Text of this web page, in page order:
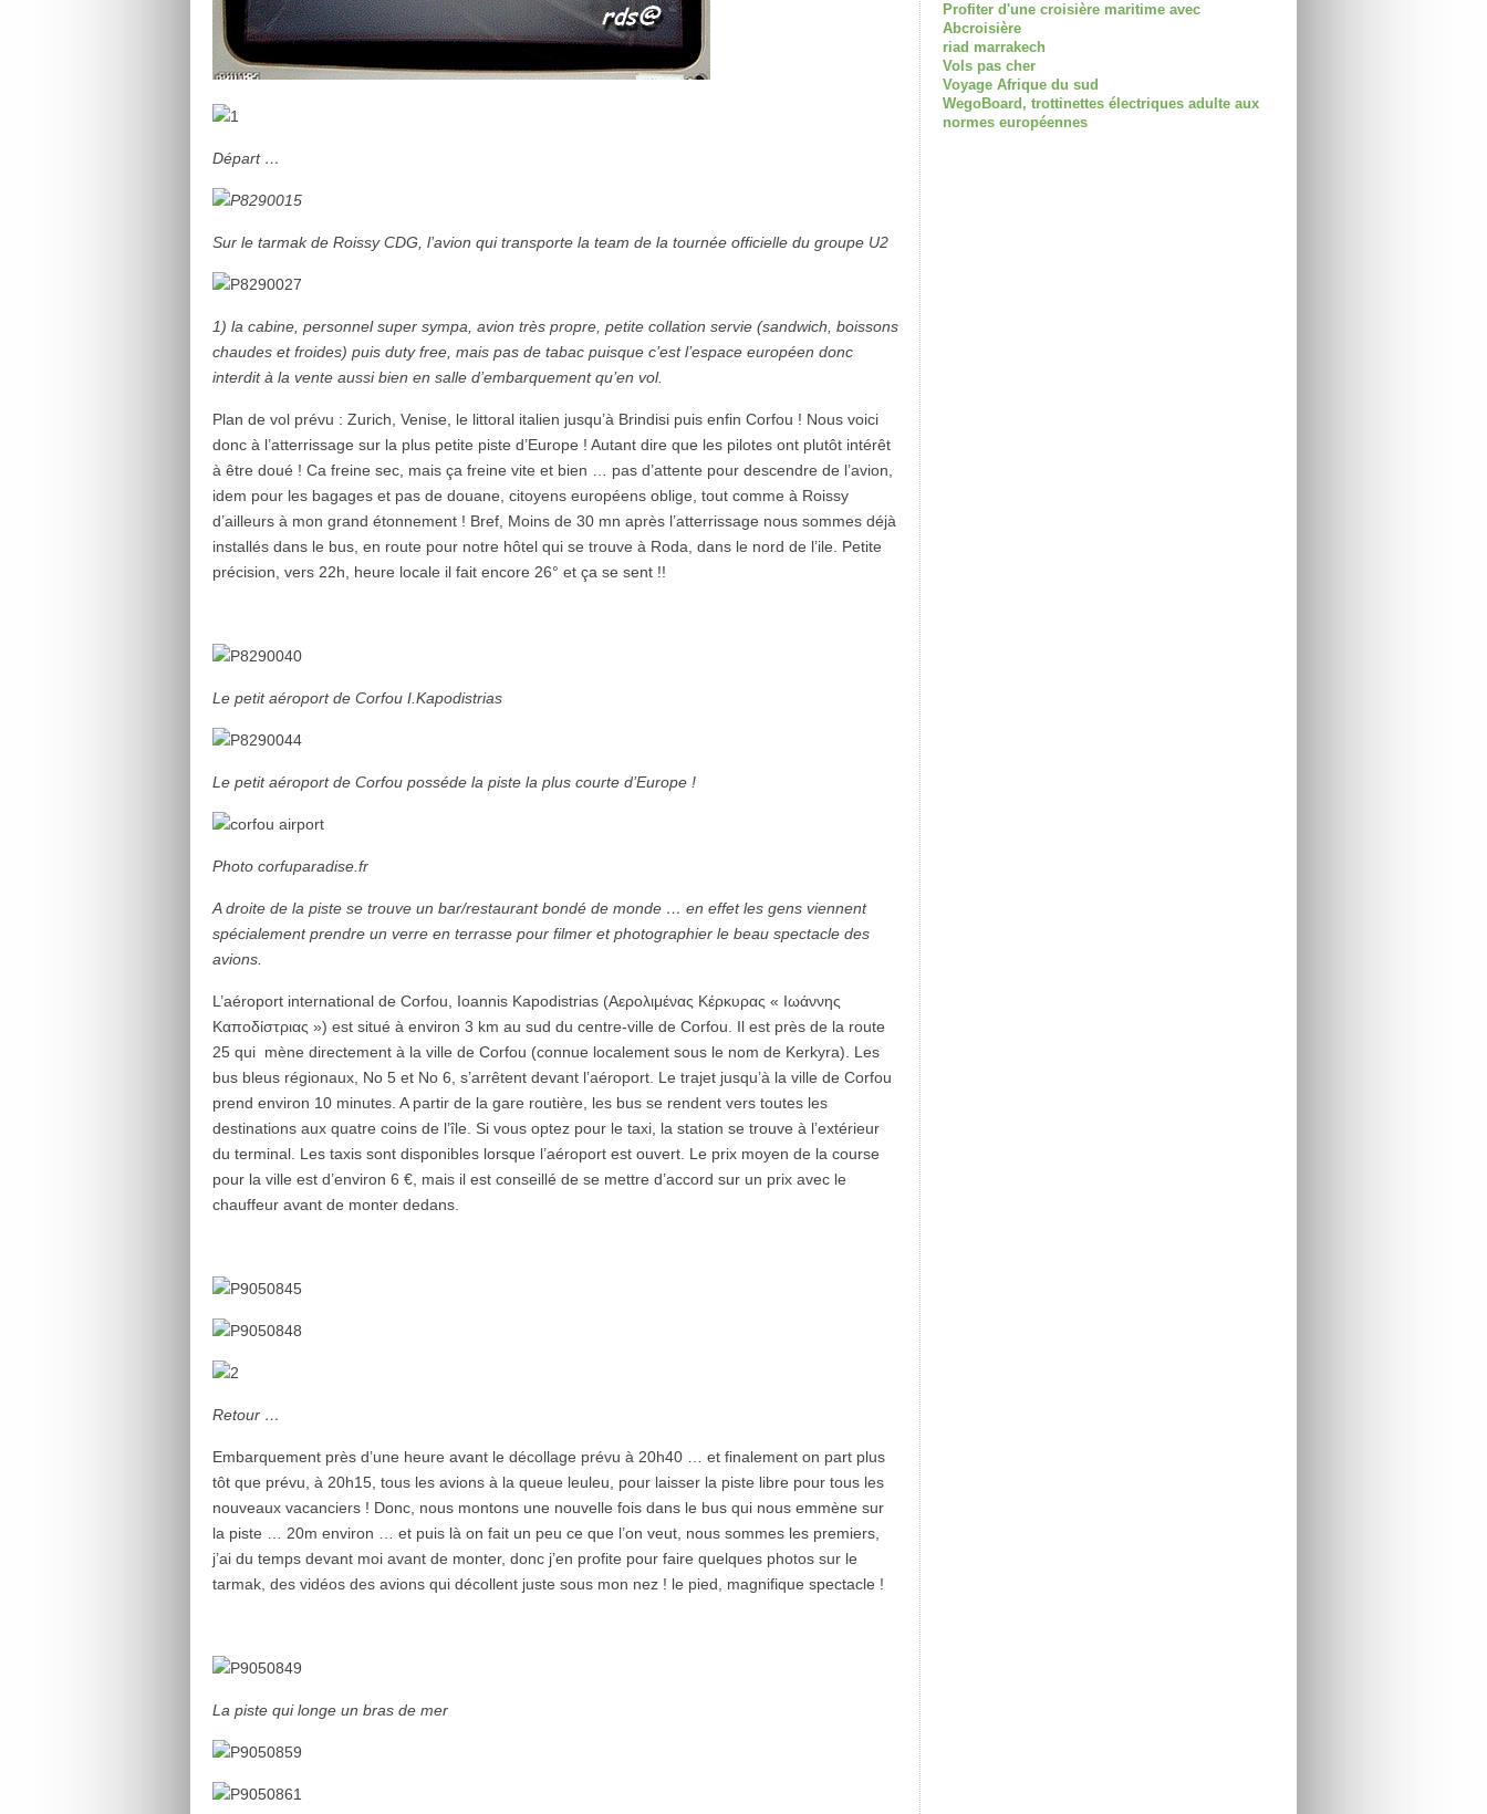
Départ …
Sur le tarmak de Roissy CDG, l’avion qui transporte la team de la tournée officielle du groupe U2
1) la cabine, personnel super sympa, avion très propre, petite collation servie (sandwich, boissons
chaudes et froides) puis duty free, mais pas de tabac puisque c’est l’espace européen donc
interdit à la vente aussi bien en salle d’embarquement qu’en vol.
Plan de vol prévu : Zurich, Venise, le littoral italien jusqu’à Brindisi puis enfin Corfou ! Nous voici
donc à l’atterrissage sur la plus petite piste d’Europe ! Autant dire que les pilotes ont plutôt intérêt
à être doué ! Ca freine sec, mais ça freine vite et bien … pas d’attente pour descendre de l’avion,
idem pour les bagages et pas de douane, citoyens européens oblige, tout comme à Roissy
d’ailleurs à mon grand étonnement ! Bref, Moins de 30 mn après l’atterrissage nous sommes déjà
installés dans le bus, en route pour notre hôtel qui se trouve à Roda, dans le nord de l’ile. Petite
précision, vers 22h, heure locale il fait encore 26° et ça se sent !!
Le petit aéroport de Corfou I.Kapodistrias
Le petit aéroport de Corfou posséde la piste la plus courte d’Europe !
Photo corfuparadise.fr
A droite de la piste se trouve un bar/restaurant bondé de monde … en effet les gens viennent
spécialement prendre un verre en terrasse pour filmer et photographier le beau spectacle des
avions.
L’aéroport international de Corfou, Ioannis Kapodistrias (Αερολιμένας Κέρκυρας « Ιωάννης
Καποδίστριας ») est situé à environ 3 km au sud du centre-ville de Corfou. Il est près de la route
25 qui mène directement à la ville de Corfou (connue localement sous le nom de Kerkyra). Les
bus bleus régionaux, No 5 et No 6, s’arrêtent devant l’aéroport. Le trajet jusqu’à la ville de Corfou
prend environ 10 minutes. A partir de la gare routière, les bus se rendent vers toutes les
destinations aux quatre coins de l’île. Si vous optez pour le taxi, la station se trouve à l’extérieur
du terminal. Les taxis sont disponibles lorsque l’aéroport est ouvert. Le prix moyen de la course
pour la ville est d’environ 6 €, mais il est conseillé de se mettre d’accord sur un prix avec le
chauffeur avant de monter dedans.
Retour …
Embarquement près d’une heure avant le décollage prévu à 20h40 … et finalement on part plus
tôt que prévu, à 20h15, tous les avions à la queue leuleu, pour laisser la piste libre pour tous les
nouveaux vacanciers ! Donc, nous montons une nouvelle fois dans le bus qui nous emmène sur
la piste … 20m environ … et puis là on fait un peu ce que l’on veut, nous sommes les premiers,
j’ai du temps devant moi avant de monter, donc j’en profite pour faire quelques photos sur le
tarmak, des vidéos des avions qui décollent juste sous mon nez ! le pied, magnifique spectacle !
La piste qui longe un bras de mer
Profiter d'une croisière maritime avec
Abcroisière
riad marrakech
Vols pas cher
Voyage Afrique du sud
WegoBoard, trottinettes électriques adulte aux
normes européennes